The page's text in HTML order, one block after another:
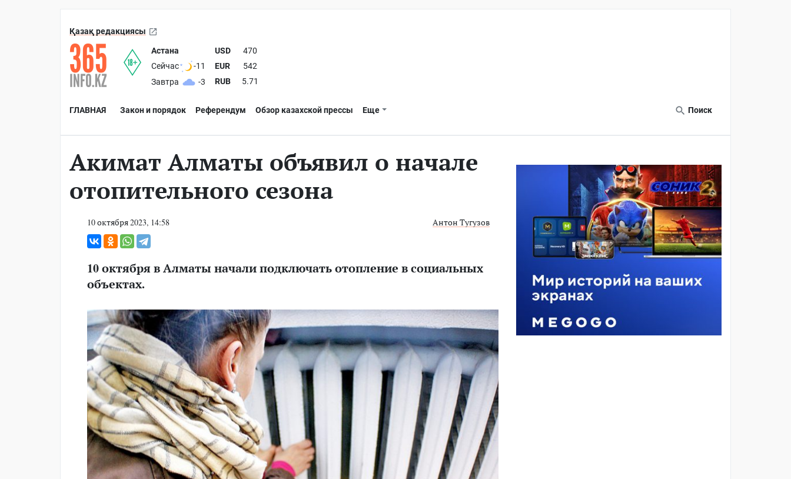
Қазақ редакциясы
Астана
Сейчас
-11
Завтра
-3
USD
470
EUR
542
RUB
5.71
ГЛАВНАЯ Закон и порядок Референдум Обзор казахской прессы Еще Поиск
Акимат Алматы объявил о начале
отопительного сезона
10 октября 2023, 14:58 Антон Тугузов
10 октября в Алматы начали подключать отопление в социальных
объектах.